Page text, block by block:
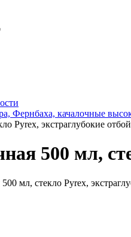
Фернбаха, качалочные
Pyrex, экстраглубокие
500 мл,